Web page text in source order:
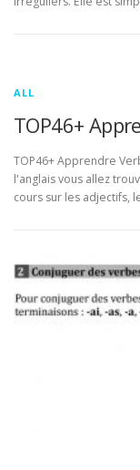
ALL
TOP46+
TOP46+ Apprendre
l'anglais vous allez
cours sur les adjectifs,